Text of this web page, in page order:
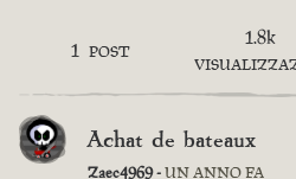
1 POST
1.8k
Achat de bateaux
Zaec4969 -UN ANNO FA